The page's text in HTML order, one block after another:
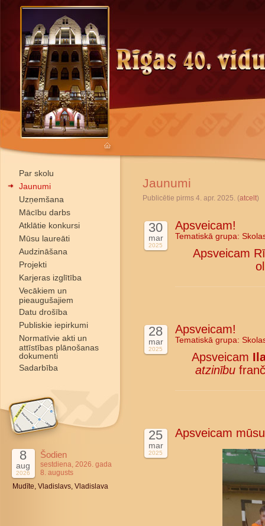
Par skolu
Jaunumi
Uzņemšana
Mācību darbs
Atklātie konkursi
Mūsu laureāti
Audzināšana
Projekti
Karjeras izglītība
Vecākiem un
pieaugušajiem
Datu drošība
Publiskie iepirkumi
Normatīvie akti un
attīstības plānošanas
dokumenti
Sadarbība
8
aug
2026
Šodien
sestdiena, 2026. gada
8. augusts
Mudīte, Vladislavs, Vladislava
Jaunumi
Publicētie pirms 4. apr. 2025. (atcelt)
30
mar
2025
Apsveicam!
Tematiskā grupa:
Apsveicam
28
mar
2025
Apsveicam!
Tematiskā grupa:
Apsveicam
atzinību
25
mar
2025
Apsveicam